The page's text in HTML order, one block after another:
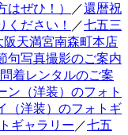
ぜひ！）
／還暦祝
ください！ ／七五三
天満宮南森町本店
句写真撮影のご案内
着レンタルのご案
ン（洋装）のフォト
（洋装）のフォトギ
ギャラリー ／七五